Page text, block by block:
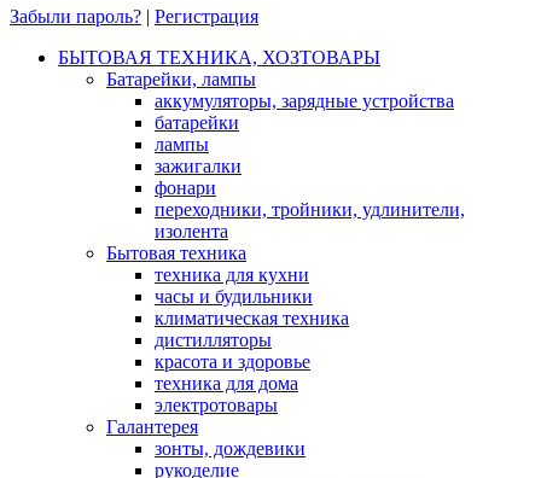
Забыли пароль? | Регистрация
БЫТОВАЯ ТЕХНИКА, ХОЗТОВАРЫ
Батарейки, лампы
аккумуляторы, зарядные устройства
батарейки
лампы
зажигалки
фонари
переходники, тройники, удлинители,
изолента
Бытовая техника
техника для кухни
часы и будильники
климатическая техника
дистилляторы
красота и здоровье
техника для дома
электротовары
Галантерея
зонты, дождевики
рукоделие